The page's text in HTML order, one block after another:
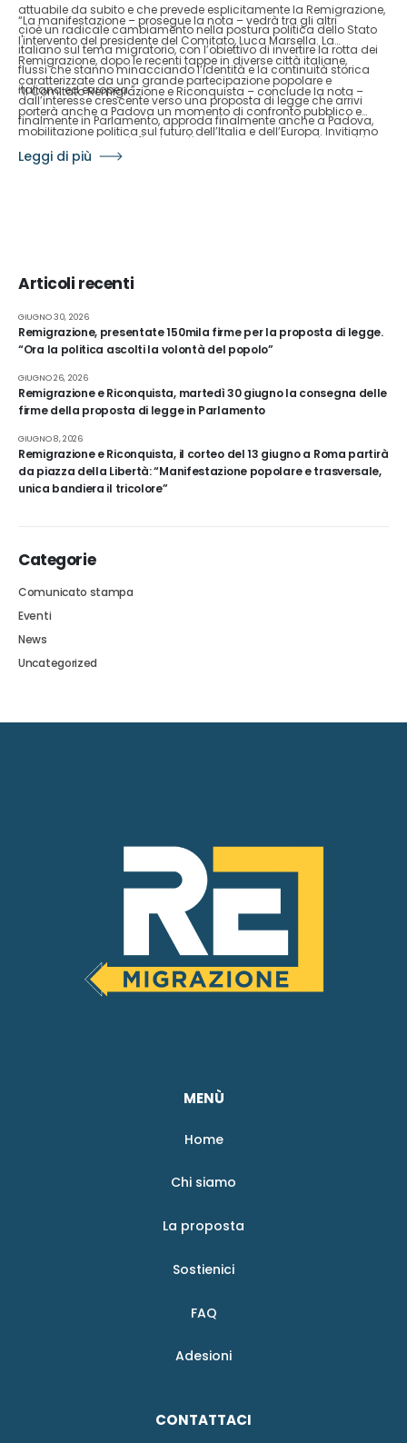
attuabile da subito e che prevede esplicitamente la Remigrazione,
cioè un radicale cambiamento nella postura politica dello Stato
italiano sul tema migratorio, con l’obiettivo di invertire la rotta dei
flussi che stanno minacciando l’identità e la continuità storica
italiana ed europea.”
“La manifestazione – prosegue la nota – vedrà tra gli altri
l'intervento del presidente del Comitato, Luca Marsella. La
Remigrazione, dopo le recenti tappe in diverse città italiane,
caratterizzate da una grande partecipazione popolare e
dall’interesse crescente verso una proposta di legge che arrivi
finalmente in Parlamento, approda finalmente anche a Padova,
senza paure, senza infingimenti e senza compromessi con chi
vuole dissolvere la nostra Nazione.”
“Il Comitato Remigrazione e Riconquista – conclude la nota –
porterà anche a Padova un momento di confronto pubblico e
mobilitazione politica sul futuro dell’Italia e dell’Europa. Invitiamo
tutti i cittadini interessati a partecipare venerdì 29 maggio alle ore
Leggi di più
Articoli recenti
Remigrazione, presentate 150mila firme per la proposta di legge.
“Ora la politica ascolti la volontà del popolo”
GIUGNO 30, 2026
Remigrazione e Riconquista, martedì 30 giugno la consegna delle
firme della proposta di legge in Parlamento
GIUGNO 26, 2026
Remigrazione e Riconquista, il corteo del 13 giugno a Roma partirà
da piazza della Libertà: “Manifestazione popolare e trasversale,
unica bandiera il tricolore”
GIUGNO 8, 2026
Categorie
Comunicato stampa
Eventi
News
Uncategorized
MENÙ
Home
Chi siamo
La proposta
Sostienici
FAQ
Adesioni
CONTATTACI